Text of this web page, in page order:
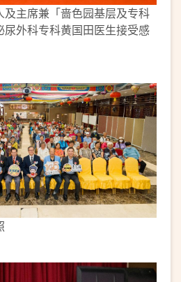
主席兼「啬色园基层及专科
外科专科黄国田医生接受感